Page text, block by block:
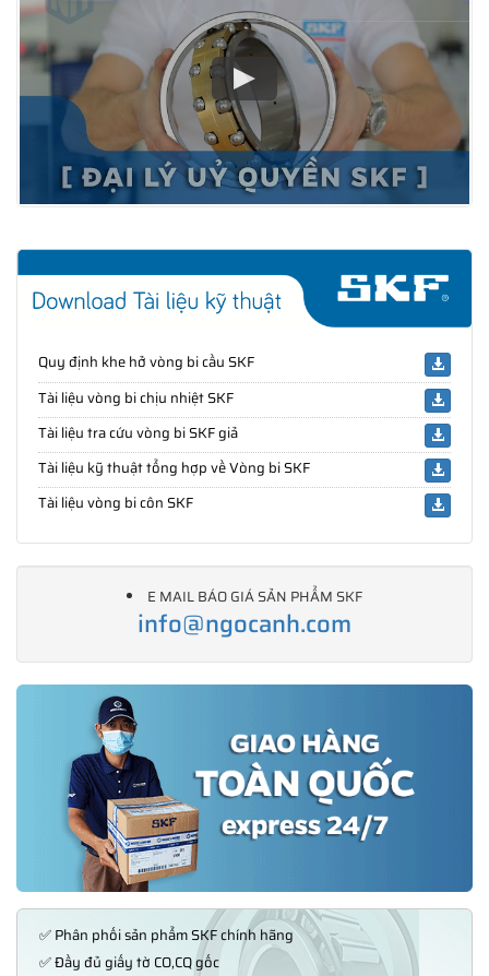
Quy định khe hở vòng bi cầu SKF
Tài liệu vòng bi chịu nhiệt SKF
Tài liệu tra cứu vòng bi SKF giả
Tài liệu kỹ thuật tổng hợp về Vòng bi SKF
Tài liệu vòng bi côn SKF
E MAIL BÁO GIÁ SẢN PHẨM SKF
info@ngocanh.com
✅ Phân phối sản phẩm SKF chính hãng
✅ Đầy đủ giấy tờ CO,CQ gốc